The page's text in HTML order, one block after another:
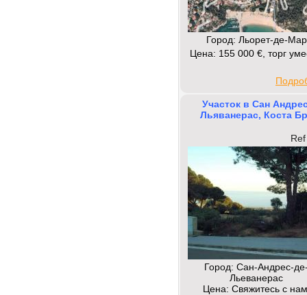
Город: Льорет-де-Мар
Цена: 155 000 €, торг
Участок в Сан
Льяванерас, Коста
Город: Сан-Андрес-
Льеванерас
Цена: Свяжитесь с